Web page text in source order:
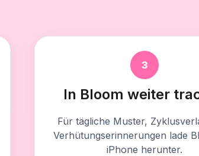
3
In Bloom weiter
Für tägliche Muster,
Verhütungserinnerungen lade
iPhone herunter.